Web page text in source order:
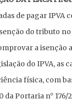
de pagar IPVA
do tributo no
a isenção
do IPVA, as
física, com
da Portaria n° 176/